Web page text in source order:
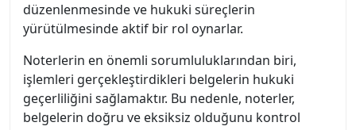
düzenlenmesinde ve hukuki süreçlerin
yürütülmesinde aktif bir rol oynarlar.
Noterlerin en önemli sorumluluklarından biri,
işlemleri gerçekleştirdikleri belgelerin hukuki
geçerliliğini sağlamaktır. Bu nedenle, noterler,
belgelerin doğru ve eksiksiz olduğunu kontrol